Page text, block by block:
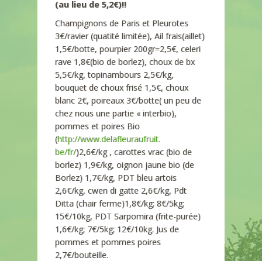
(au lieu de 5,2€)!!
Champignons de Paris et Pleurotes
3€/ravier (quatité limitée), Ail frais(aillet)
1,5€/botte, pourpier 200gr=2,5€, celeri
rave 1,8€(bio de borlez), choux de bx
5,5€/kg, topinambours 2,5€/kg,
bouquet de choux frisé 1,5€, choux
blanc 2€, poireaux 3€/botte( un peu de
chez nous une partie « interbio),
pommes et poires Bio
(http://www.delafleuraufruit.
be/fr/)2,6€/kg , carottes vrac (bio de
borlez) 1,9€/kg, oignon jaune bio (de
Borlez) 1,7€/kg, PDT bleu artois
2,6€/kg, cwen di gatte 2,6€/kg, Pdt
Ditta (chair ferme)1,8€/kg; 8€/5kg;
15€/10kg, PDT Sarpomira (frite-purée)
1,6€/kg; 7€/5kg; 12€/10kg. Jus de
pommes et pommes poires
2,7€/bouteille.